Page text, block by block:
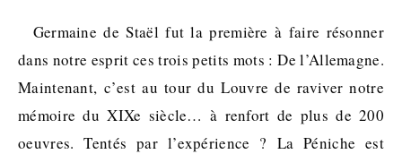
Germaine de Staël fut la première à faire résonner
dans notre esprit ces trois petits mots : De l’Allemagne.
Maintenant, c’est au tour du Louvre de raviver notre
mémoire du XIXe siècle… à renfort de plus de 200
oeuvres. Tentés par l’expérience ? La Péniche est